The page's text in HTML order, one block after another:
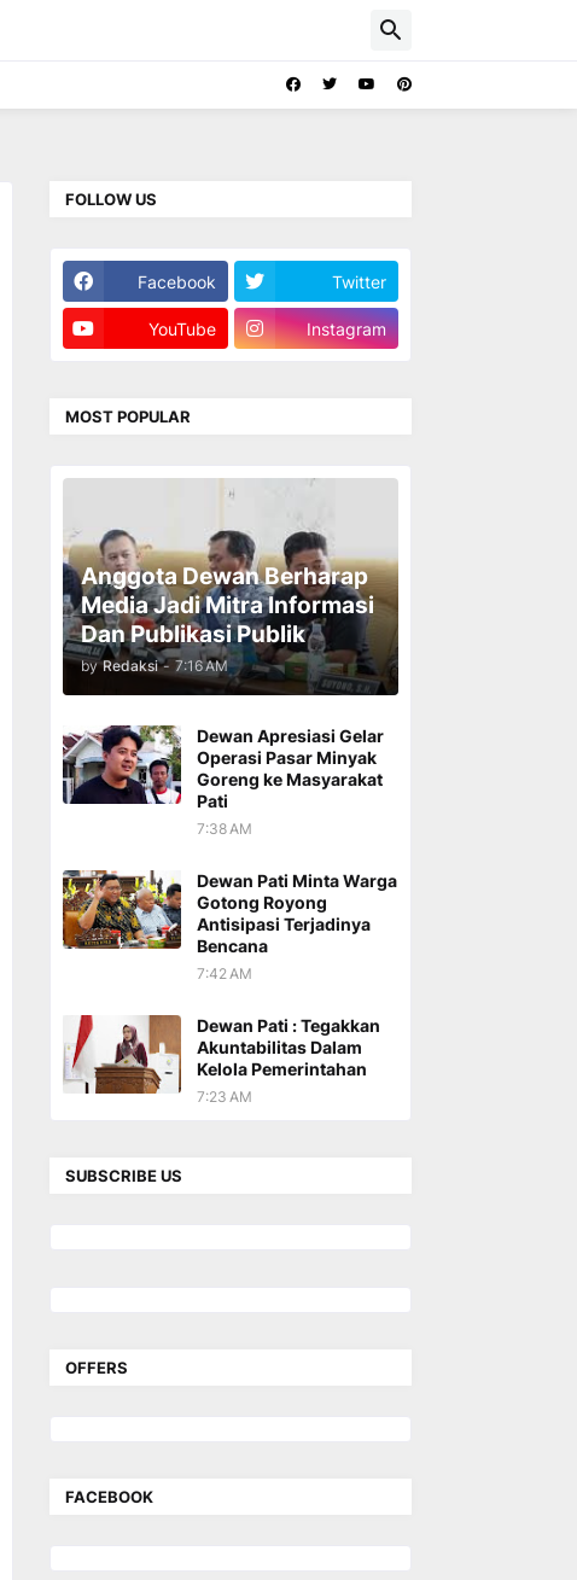
FOLLOW US
Facebook Twitter
YouTube Instagram
MOST POPULAR
Anggota Dewan Berharap
Media Jadi Mitra Informasi
Dan Publikasi Publik
by Redaksi - 7:16 AM
Dewan Apresiasi Gelar
Operasi Pasar Minyak
Goreng ke Masyarakat
Pati
7:38 AM
Dewan Pati Minta Warga
Gotong Royong
Antisipasi Terjadinya
Bencana
7:42 AM
Dewan Pati : Tegakkan
Akuntabilitas Dalam
Kelola Pemerintahan
7:23 AM
SUBSCRIBE US
OFFERS
FACEBOOK